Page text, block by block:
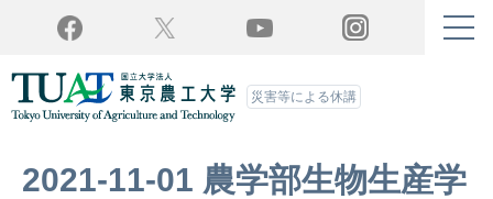
Facebook YouTube Instagram
災害等による休講
2021-11-01 農学部生物生産学